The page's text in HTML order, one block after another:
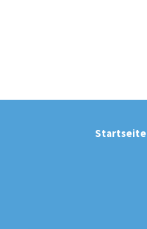
Startseite